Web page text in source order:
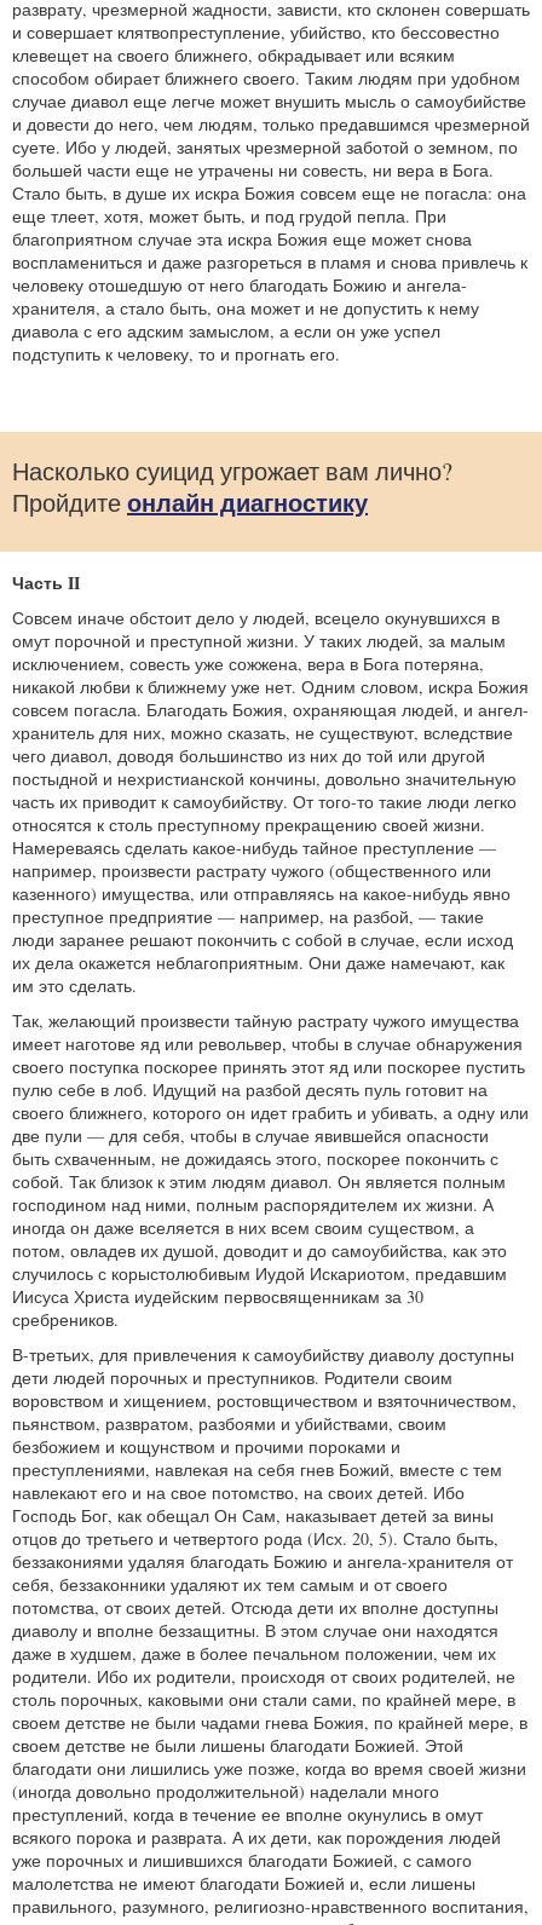
разврату, чрезмерной жадности, зависти, кто склонен совершать
и совершает клятвопреступление, убийство, кто бессовестно
клевещет на своего ближнего, обкрадывает или всяким
способом обирает ближнего своего. Таким людям при удобном
случае диавол еще легче может внушить мысль о самоубийстве
и довести до него, чем людям, только предавшимся чрезмерной
суете. Ибо у людей, занятых чрезмерной заботой о земном, по
большей части еще не утрачены ни совесть, ни вера в Бога.
Стало быть, в душе их искра Божия совсем еще не погасла: она
еще тлеет, хотя, может быть, и под грудой пепла. При
благоприятном случае эта искра Божия еще может снова
воспламениться и даже разгореться в пламя и снова привлечь к
человеку отошедшую от него благодать Божию и ангела-
хранителя, а стало быть, она может и не допустить к нему
диавола с его адским замыслом, а если он уже успел
подступить к человеку, то и прогнать его.
Насколько суицид угрожает вам лично?
Пройдитеонлайн диагностику
Часть II
Совсем иначе обстоит дело у людей, всецело окунувшихся в
омут порочной и преступной жизни. У таких людей, за малым
исключением, совесть уже сожжена, вера в Бога потеряна,
никакой любви к ближнему уже нет. Одним словом, искра Божия
совсем погасла. Благодать Божия, охраняющая людей, и ангел-
хранитель для них, можно сказать, не существуют, вследствие
чего диавол, доводя большинство из них до той или другой
постыдной и нехристианской кончины, довольно значительную
часть их приводит к самоубийству. От того-то такие люди легко
относятся к столь преступному прекращению своей жизни.
Намереваясь сделать какое-нибудь тайное преступление —
например, произвести растрату чужого (общественного или
казенного) имущества, или отправляясь на какое-нибудь явно
преступное предприятие — например, на разбой, — такие
люди заранее решают покончить с собой в случае, если исход
их дела окажется неблагоприятным. Они даже намечают, как
им это сделать.
Так, желающий произвести тайную растрату чужого имущества
имеет наготове яд или револьвер, чтобы в случае обнаружения
своего поступка поскорее принять этот яд или поскорее пустить
пулю себе в лоб. Идущий на разбой десять пуль готовит на
своего ближнего, которого он идет грабить и убивать, а одну или
две пули — для себя, чтобы в случае явившейся опасности
быть схваченным, не дожидаясь этого, поскорее покончить с
собой. Так близок к этим людям диавол. Он является полным
господином над ними, полным распорядителем их жизни. А
иногда он даже вселяется в них всем своим существом, а
потом, овладев их душой, доводит и до самоубийства, как это
случилось с корыстолюбивым Иудой Искариотом, предавшим
Иисуса Христа иудейским первосвященникам за 30
сребреников.
В-третьих, для привлечения к самоубийству диаволу доступны
дети людей порочных и преступников. Родители своим
воровством и хищением, ростовщичеством и взяточничеством,
пьянством, развратом, разбоями и убийствами, своим
безбожием и кощунством и прочими пороками и
преступлениями, навлекая на себя гнев Божий, вместе с тем
навлекают его и на свое потомство, на своих детей. Ибо
Господь Бог, как обещал Он Сам, наказывает детей за вины
отцов до третьего и четвертого рода (Исх. 20, 5). Стало быть,
беззакониями удаляя благодать Божию и ангела-хранителя от
себя, беззаконники удаляют их тем самым и от своего
потомства, от своих детей. Отсюда дети их вполне доступны
диаволу и вполне беззащитны. В этом случае они находятся
даже в худшем, даже в более печальном положении, чем их
родители. Ибо их родители, происходя от своих родителей, не
столь порочных, каковыми они стали сами, по крайней мере, в
своем детстве не были чадами гнева Божия, по крайней мере, в
своем детстве не были лишены благодати Божией. Этой
благодати они лишились уже позже, когда во время своей жизни
(иногда довольно продолжительной) наделали много
преступлений, когда в течение ее вполне окунулись в омут
всякого порока и разврата. А их дети, как порождения людей
уже порочных и лишившихся благодати Божией, с самого
малолетства не имеют благодати Божией и, если лишены
правильного, разумного, религиозно-нравственного воспитания,